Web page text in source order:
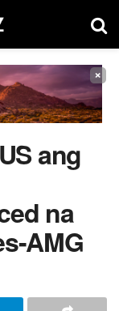
×
ang
na
AMG